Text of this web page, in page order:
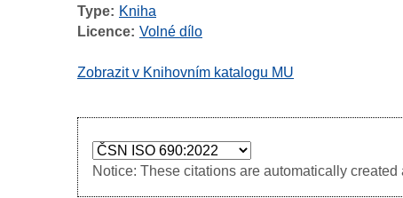
Type
Kniha
Licence Volné dílo
Zobrazit v Knihovním katalogu MU
Notice: These citations are automatically